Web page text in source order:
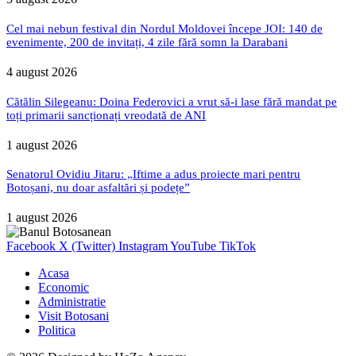
Cel mai nebun festival din Nordul Moldovei începe JOI: 140 de
evenimente, 200 de invitați, 4 zile fără somn la Darabani
4 august 2026
Cătălin Silegeanu: Doina Federovici a vrut să-i lase fără mandat pe
toți primarii sancționați vreodată de ANI
1 august 2026
Senatorul Ovidiu Jitaru: „Iftime a adus proiecte mari pentru
Botoșani, nu doar asfaltări și podețe”
1 august 2026
Facebook X (Twitter) InstagramYouTube TikTok
Acasa
Economic
Administratie
Visit Botosani
Politica